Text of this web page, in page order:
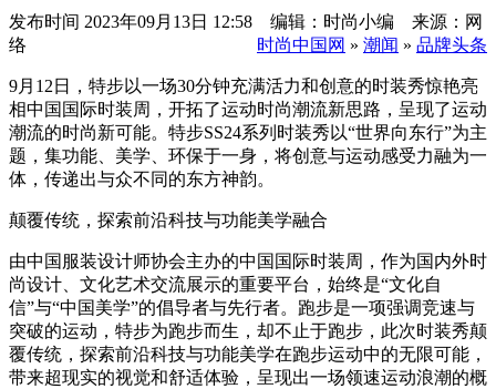
发布时间 2023年09月13日 12:58 编辑：时尚小编 来源：网
络
时尚中国网 » 潮闻 » 品牌头条
9月12日，特步以一场30分钟充满活力和创意的时装秀惊艳亮
相中国国际时装周，开拓了运动时尚潮流新思路，呈现了运动
潮流的时尚新可能。特步SS24系列时装秀以“世界向东行”为主
题，集功能、美学、环保于一身，将创意与运动感受力融为一
体，传递出与众不同的东方神韵。
颠覆传统，探索前沿科技与功能美学融合
由中国服装设计师协会主办的中国国际时装周，作为国内外时
尚设计、文化艺术交流展示的重要平台，始终是“文化自
信”与“中国美学”的倡导者与先行者。跑步是一项强调竞速与
突破的运动，特步为跑步而生，却不止于跑步，此次时装秀颠
覆传统，探索前沿科技与功能美学在跑步运动中的无限可能，
带来超现实的视觉和舒适体验，呈现出一场领速运动浪潮的概